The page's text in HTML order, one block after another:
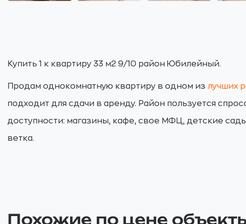
Купить 1 к квартиру 33 м2 9/10 район Юбилейный.
Продам однокомнатную квартиру в одном из лучших
подходит для сдачи в аренду. Район пользуется
доступности: магазины, кафе, свое МФЦ, детские
ветка.
Похожие по цене